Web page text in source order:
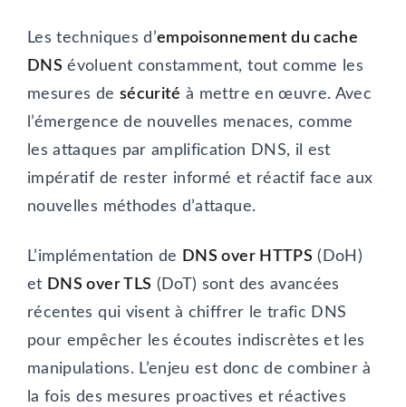
Les techniques d’empoisonnement du cache
DNS évoluent constamment, tout comme les
mesures de sécurité à mettre en œuvre. Avec
l’émergence de nouvelles menaces, comme
les attaques par amplification DNS, il est
impératif de rester informé et réactif face aux
nouvelles méthodes d’attaque.
L’implémentation de DNS over HTTPS (DoH)
et DNS over TLS (DoT) sont des avancées
récentes qui visent à chiffrer le trafic DNS
pour empêcher les écoutes indiscrètes et les
manipulations. L’enjeu est donc de combiner à
la fois des mesures proactives et réactives